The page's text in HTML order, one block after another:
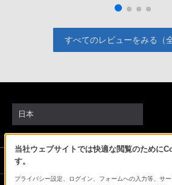
たのは素晴らしいです。来月は冬のニ
すべてのレビューをみる（
当社ウェブサイトでは快適な閲覧のために
す。
プライバシー設定、ログイン、フォームへの入力等、サ
日本
ソニーストアでのお買い物にあたって